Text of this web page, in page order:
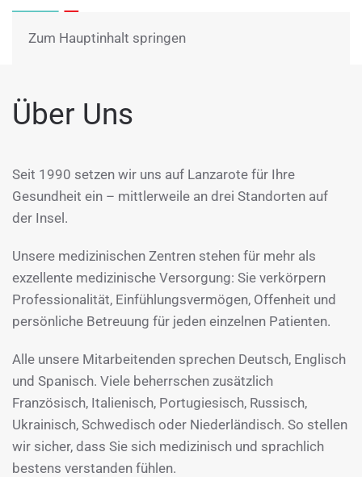
Zum Hauptinhalt springen
Über Uns
Seit 1990 setzen wir uns auf Lanzarote für Ihre
Gesundheit ein – mittlerweile an drei Standorten auf
der Insel.
Unsere medizinischen Zentren stehen für mehr als
exzellente medizinische Versorgung: Sie verkörpern
Professionalität, Einfühlungsvermögen, Offenheit und
persönliche Betreuung für jeden einzelnen Patienten.
Alle unsere Mitarbeitenden sprechen Deutsch, Englisch
und Spanisch. Viele beherrschen zusätzlich
Französisch, Italienisch, Portugiesisch, Russisch,
Ukrainisch, Schwedisch oder Niederländisch. So stellen
wir sicher, dass Sie sich medizinisch und sprachlich
bestens verstanden fühlen.